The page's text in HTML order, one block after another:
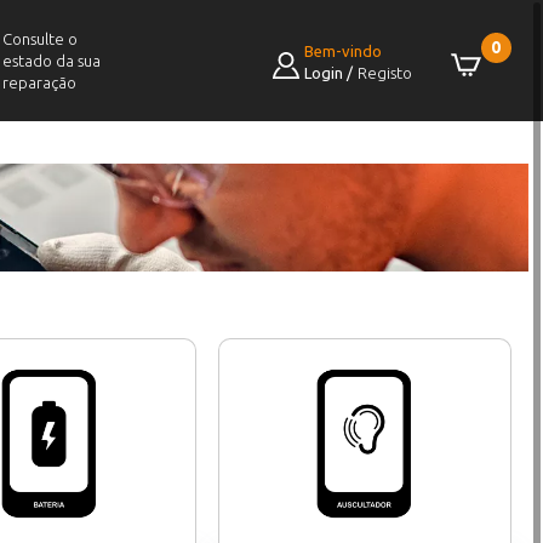
Consulte o
estado da sua
reparação
0
Bem-vindo
Login / Registo